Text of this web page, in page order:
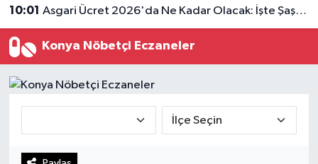
10:01 Asgari Ücret 2026'da Ne Kadar Olacak: İşte Şaşırtan Rakam
Konya Nöbetçi Eczaneler
Gündem
Haber Arşivi